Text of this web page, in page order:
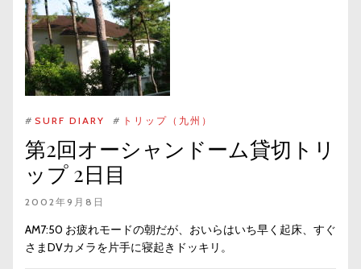
# SURF DIARY # トリップ（九州）
第2回オーシャンドーム貸切トリ
ップ 2日目
2002年9月8日
AM7:50 お疲れモードの朝だが、おいらはいち早く起床、すぐ
さまDVカメラを片手に寝起きドッキリ。